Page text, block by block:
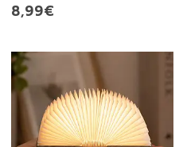
8,99€